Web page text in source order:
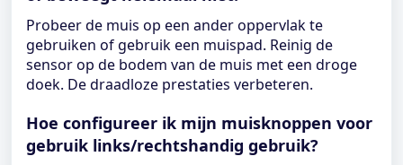
Probeer de muis op een ander oppervlak te
gebruiken of gebruik een muispad. Reinig de
sensor op de bodem van de muis met een droge
doek. De draadloze prestaties verbeteren.
Hoe configureer ik mijn muisknoppen voor
gebruik links/rechtshandig gebruik?